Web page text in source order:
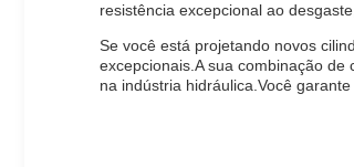
resistência excepcional ao
Se você está projetando novos
excepcionais.A sua combinação
na indústria hidráulica.Você